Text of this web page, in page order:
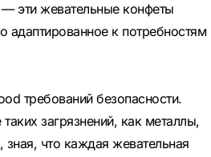
эти жевательные конфеты
адаптированное к потребностям
требований безопасности.
загрязнений, как металлы,
что каждая жевательная